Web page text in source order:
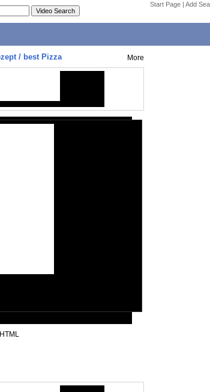
Start Page | Add
/ best Pizza More
HTML